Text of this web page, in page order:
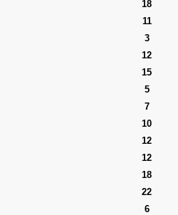
18
11
3
12
15
5
7
10
12
12
18
22
6